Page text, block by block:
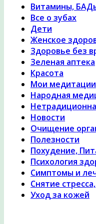
Витамины,
Все о зубах
Дети
Женское
Здоровье без
Зеленая аптека
Красота
Мои медитации
Народная
Новости
Очищение
Полезности
Похудение,
Психология
Симптомы и
Снятие
Уход за кожей